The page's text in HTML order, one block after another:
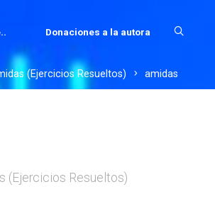
Donaciones a la autora
(Ejercicios Resueltos) amidas
(Ejercicios Resueltos)